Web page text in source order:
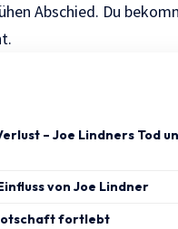
Abschied. Du
– Joe Lindners Tod
von Joe Lindner
fortlebt